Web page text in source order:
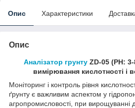
Опис Характеристики
Опис
Аналізатор грунтуZD-05 (РН: 3-
вимірювання кислотності і
Моніторинг і контроль рівня
ґрунту є важливим аспектом у
агропромисловості, при вирощуванні